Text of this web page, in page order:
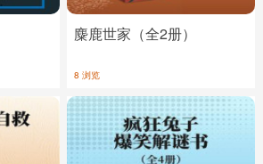
麋鹿世家（全2册）
8 浏览